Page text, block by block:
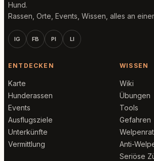
Hund.
Rassen, Orte, Events, Wissen, alles an
IG FB PI LI
ENTDECKEN
Karte
Hunderassen
Events
Ausflugsziele
Unterkünfte
Vermittlung
WISSEN
Wiki
Übungen
Tools
Gefahren
Anti-
Seriöse